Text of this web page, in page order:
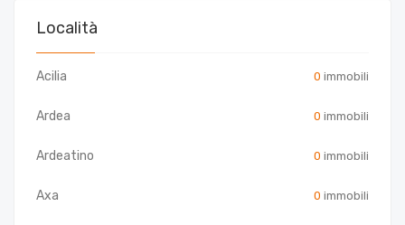
Località
Acilia 0 immobili
Ardea 0 immobili
Ardeatino 0 immobili
Axa 0 immobili